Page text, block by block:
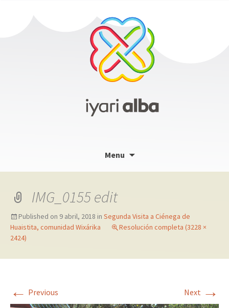
Menu
content
IMG_0155 edit
Published on 9 abril, 2018 in Segunda Visita a Ciénega de
Huaistita, comunidad Wixárika
Resolución completa (3228 ×
2424)
← Previous Next →